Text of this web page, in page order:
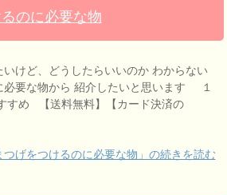
のに必要な物
けど、どうしたらいいのか わからない
必要な物から 紹介したいと思います １
すめ 【送料無料】【カード決済の
つげをつけるのに必要な物」の続きを読む